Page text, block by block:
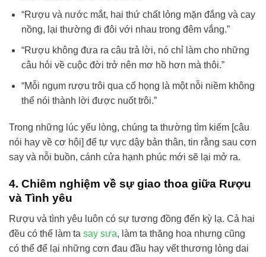
“Rượu và nước mắt, hai thứ chất lỏng mặn đắng và cay
nồng, lại thường đi đôi với nhau trong đêm vắng.”
“Rượu không đưa ra câu trả lời, nó chỉ làm cho những
câu hỏi về cuộc đời trở nên mơ hồ hơn mà thôi.”
“Mỗi ngụm rượu trôi qua cổ họng là một nỗi niềm không
thể nói thành lời được nuốt trôi.”
Trong những lúc yếu lòng, chúng ta thường tìm kiếm [câu
nói hay về cơ hội] để tự vực dậy bản thân, tin rằng sau cơn
say và nỗi buồn, cánh cửa hạnh phúc mới sẽ lại mở ra.
4. Chiêm nghiệm về sự giao thoa giữa Rượu
và Tình yêu
Rượu và tình yêu luôn có sự tương đồng đến kỳ lạ. Cả hai
đều có thể làm ta say sưa, làm ta thăng hoa nhưng cũng
có thể để lại những cơn đau đầu hay vết thương lòng dai